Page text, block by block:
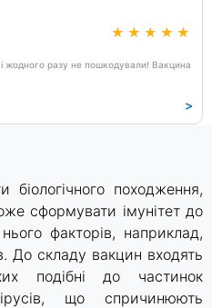
жодного разу не пошкодували! Вакцина
>
походження,
сформувати імунітет до
факторів, наприклад,
До складу вакцин входять
подібні до частинок
що спричинюють